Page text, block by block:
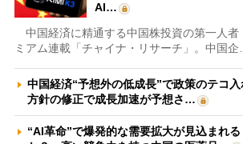
AI…
中国経済に精通する中国株投資の第一人者
ミアム連載「チャイナ・リサーチ」。中国企…
中国経済“予想外の低成長”で政策のテコ
方針の修正で成長加速が予想さ…
“AI革命”で爆発的な需要拡大が見込まれ